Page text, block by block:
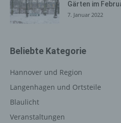
Gärten im
7. Januar 2022
Beliebte Kategorie
Hannover und Region
Langenhagen und Ortsteile
Blaulicht
Veranstaltungen
betroffenen Person jederzeit
darüber, welche
personenbezogene Daten auf
Aufbewahrungspflichten
Gesamtheit der Mitarbeiter des
diesem Zusammenhang als
Verfügung.